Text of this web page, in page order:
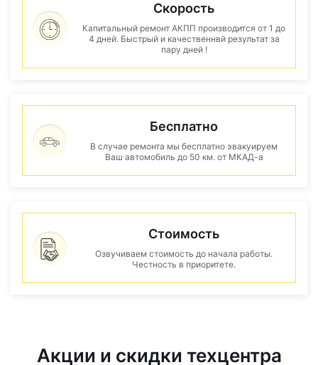
Скорость
Капитальный ремонт АКПП производится от 1 до
4 дней. Быстрый и качественнвй результат за
пару дней !
Бесплатно
В случае ремонта мы бесплатно эвакуируем
Ваш автомобиль до 50 км. от МКАД-а
Стоимость
Озвучиваем стоимость до начала работы.
Честность в приоритете.
Акции и скидки техцентра